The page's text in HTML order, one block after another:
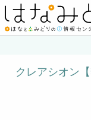
クレアシオン